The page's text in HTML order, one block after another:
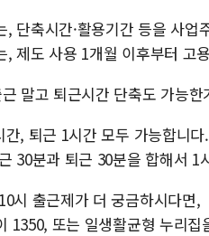
, 단축시간·활용기간 등을 사
, 제도 사용 1개월 이후부터 고
말고 퇴근시간 단축도 가능한
간, 퇴근 1시간 모두 가능합니다.
30분과 퇴근 30분을 합해서 1
시 출근제가 더 궁금하시다면,
1350, 또는 일생활균형 누리